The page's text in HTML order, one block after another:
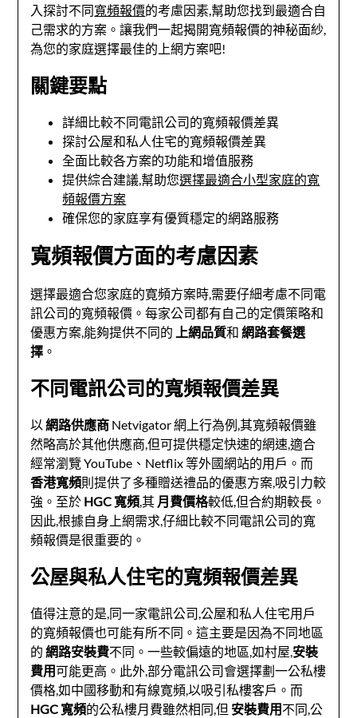
入探討不同寬頻報價的考慮因素,幫助您找到最適合自
己需求的方案。讓我們一起揭開寬頻報價的神秘面紗,
為您的家庭選擇最佳的上網方案吧!
關鍵要點
詳細比較不同電訊公司的寬頻報價差異
探討公屋和私人住宅的寬頻報價差異
全面比較各方案的功能和增值服務
提供綜合建議,幫助您選擇最適合小型家庭的寬
頻報價方案
確保您的家庭享有優質穩定的網路服務
寬頻報價方面的考慮因素
選擇最適合您家庭的寛頻方案時,需要仔細考慮不同電
訊公司的寬頻報價。每家公司都有自己的定價策略和
優惠方案,能夠提供不同的
上網品質和網路套餐選
擇 。
不同電訊公司的寬頻報價差異
以網路供應商 Netvigator 網上行為例,其寬頻報價雖
然略高於其他供應商,但可提供穩定快速的網速,適合
經常瀏覽 YouTube、Netflix 等外國網站的用戶。而
香港寬頻則提供了多種贈送禮品的優惠方案,吸引力較
強。至於 HGC 寬頻,其 月費價格較低,但合約期較長。
因此,根據自身上網需求,仔細比較不同電訊公司的寬
頻報價是很重要的。
公屋與私人住宅的寬頻報價差異
值得注意的是,同一家電訊公司,公屋和私人住宅用戶
的寬頻報價也可能有所不同。這主要是因為不同地區
的網路安裝費不同。一些較偏遠的地區,如村屋,安裝
費用可能更高。此外,部分電訊公司會選擇劃一公私樓
價格,如中國移動和有線寛頻,以吸引私樓客戶。而
HGC 寬頻的公私樓月費雖然相同,但 安裝費用 不同,公